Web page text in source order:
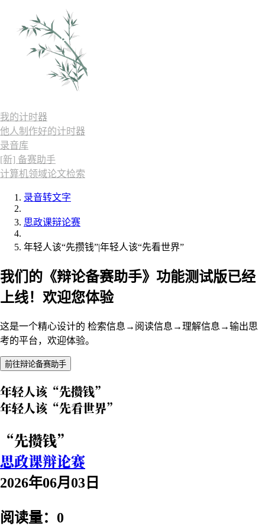
我的计时器
他人制作好的计时器
录音库
[新] 备赛助手
计算机领域论文检索
录音转文字
思政课辩论赛
年轻人该“先攒钱”|年轻人该“先看世界”
我们的《辩论备赛助手》功能测试版已经
上线！欢迎您体验
这是一个精心设计的 检索信息→阅读信息→理解信息→输出思
考的平台，欢迎体验。
前往辩论备赛助手
年轻人该“先攒钱”
年轻人该“先看世界”
“先攒钱”
思政课辩论赛
2026年06月03日
阅读量：0